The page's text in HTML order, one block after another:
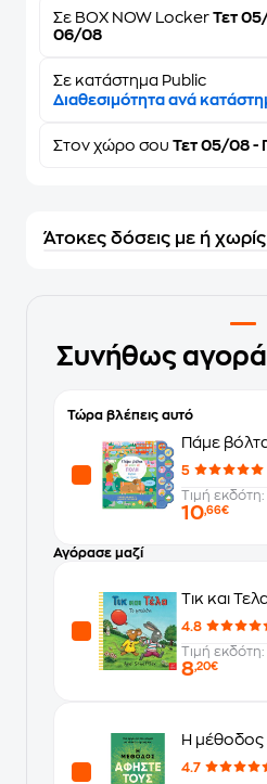
Σε BOX NOW Locker Τετ
06/08
Σε κατάστημα Public
Διαθεσιμότητα ανά
Στον χώρο σου Τετ 05/08 -
Άτοκες δόσεις με ή χωρίς
Συνήθως
Τώρα βλέπεις αυτό
Πάμε
5
Τιμή
10,66€
Αγόρασε μαζί
Τικ και
4.8
Τιμή
8,20€
Η μέθοδος
4.7